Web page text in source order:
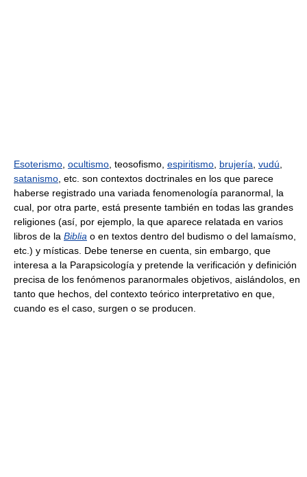
Esoterismo ocultismo , teosofismo, espiritismo brujería vudú
satanismo , etc. son contextos doctrinales en los que parece
haberse registrado una variada fenomenología paranormal, la
cual, por otra parte, está presente también en todas las grandes
religiones (así, por ejemplo, la que aparece relatada en varios
libros de la Biblia o en textos dentro del budismo o del lamaísmo,
etc.) y místicas. Debe tenerse en cuenta, sin embargo, que
interesa a la Parapsicología y pretende la verificación y definición
precisa de los fenómenos paranormales objetivos, aislándolos, en
tanto que hechos, del contexto teórico interpretativo en que,
cuando es el caso, surgen o se producen.